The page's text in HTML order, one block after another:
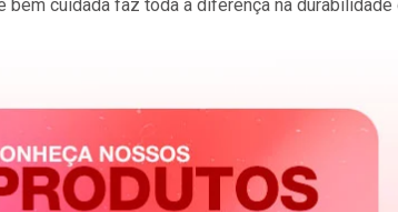
bem cuidada faz toda a diferença na durabilidade